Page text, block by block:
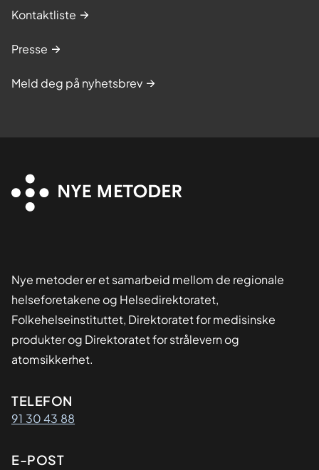
Kontaktliste
Presse
Meld deg på nyhetsbrev
Nye metoder er et samarbeid mellom de regionale
helseforetakene og Helsedirektoratet,
Folkehelseinstituttet, Direktoratet for medisinske
produkter og Direktoratet for strålevern og
atomsikkerhet.
Kontaktinformasjon
TELEFON
91 30 43 88
E-POST